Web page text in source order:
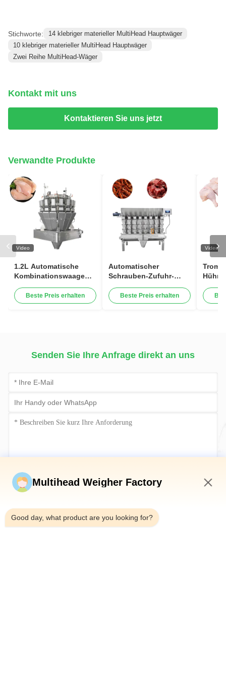
Stichworte:
14 klebriger materieller MultiHead Hauptwäger
10 klebriger materieller MultiHead Hauptwäger
Zwei Reihe MultiHead-Wäger
Kontakt mit uns
Kontaktieren Sie uns jetzt
Verwandte Produkte
Video
1.2L Automatische
Kombinationswaage
Gewichtung
Fleischfüllmaschine
Geflügelflügel
Beste Preis erhalten
Automatischer
Schrauben-Zufuhr-
Kombinations-Wäger,
der klebrige
Beste Preis erhalten
Video
500-
Senden Sie Ihre Anfrage direkt an uns
Jetzt einreichen
Multihead Weigher Factory
Good day, what product are you looking for?